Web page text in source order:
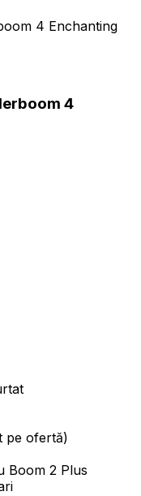
4
pe ofertă)
Boom 2 Plus